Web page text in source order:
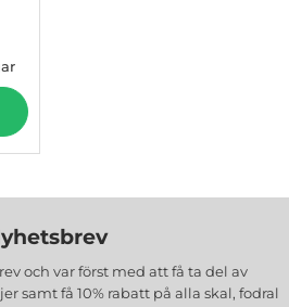
och var först med att få ta del av
samt få 10% rabatt på alla skal, fodral